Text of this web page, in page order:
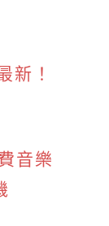
新！
音樂